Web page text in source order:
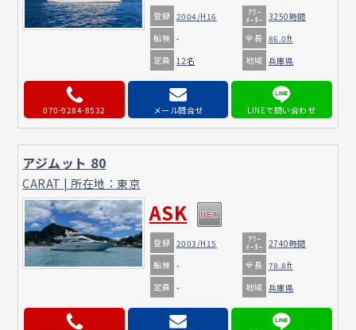
登録 2004/H16 ｱﾜｰ
ﾒｰﾀｰ 3250時間
船検 - 全長 86.0ft
定員 12名 地域 兵庫県
070-9284-8532 メール問合せ
アジムット 80
CARAT | 所在地：東京
ASK
登録 2003/H15 ｱﾜｰ
ﾒｰﾀｰ 2740時間
船検 - 全長 78.8ft
定員 - 地域 兵庫県